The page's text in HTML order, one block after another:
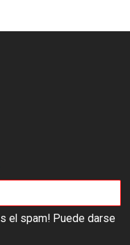
el spam! Puede darse